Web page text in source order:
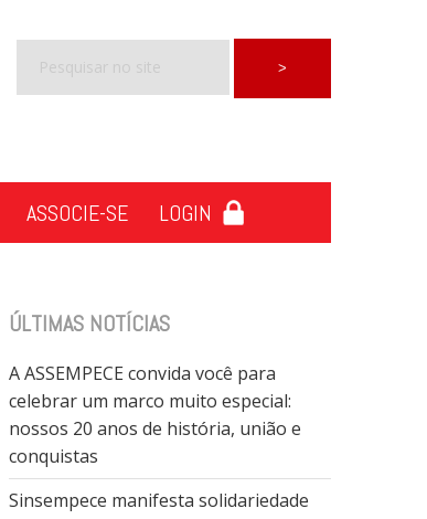
ASSOCIE-SE LOGIN
ÚLTIMAS NOTÍCIAS
A ASSEMPECE convida você para
celebrar um marco muito especial:
nossos 20 anos de história, união e
conquistas
Sinsempece manifesta solidariedade